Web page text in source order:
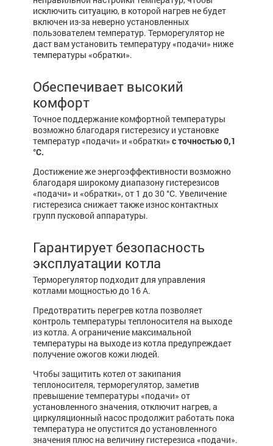
исключить ситуацию, в которой нагрев не будет
включен из-за неверно установленных
пользователем температур. Терморегулятор не
даст вам установить температуру «подачи» ниже
температуры «обратки».
Обеспечивает высокий
комфорт
Точное поддержание комфортной температуры
возможно благодаря гистерезису и установке
температур «подачи» и «обратки» с точностью 0,1
°С.
Достижение же энергоэффективности возможно
благодаря широкому диапазону гистерезисов
«подачи» и «обратки», от 1 до 30 °С. Увеличение
гистерезиса снижает также износ контактных
групп пусковой аппаратуры.
Гарантирует безопасность
эксплуатации котла
Терморегулятор подходит для управления
котлами мощностью до 16 А.
Предотвратить перегрев котла позволяет
контроль температуры теплоносителя на выходе
из котла. А ограничение максимальной
температуры на выходе из котла предупреждает
получение ожогов кожи людей.
Чтобы защитить котел от закипания
теплоносителя, терморегулятор, заметив
превышение температуры «подачи» от
установленного значения, отключит нагрев, а
циркуляционный насос продолжит работать пока
температура не опустится до установленного
значения плюс на величину гистерезиса «подачи».